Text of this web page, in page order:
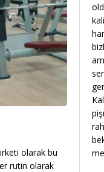
olarak bu
rutin olarak